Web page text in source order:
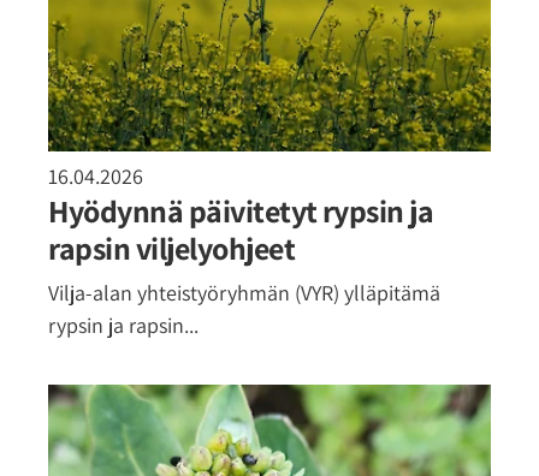
16.04.2026
Hyödynnä päivitetyt rypsin ja
rapsin viljelyohjeet
Vilja-alan yhteistyöryhmän (VYR) ylläpitämä
rypsin ja rapsin...